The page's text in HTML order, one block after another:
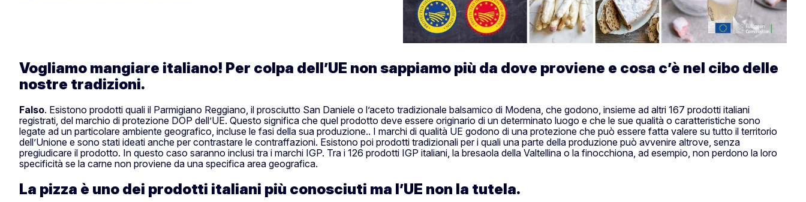
Vogliamo mangiare italiano! Per colpa dell’UE non sappiamo più da dove proviene e cosa c’è nel cibo delle
nostre tradizioni.
Falso. Esistono prodotti quali il Parmigiano Reggiano, il prosciutto San Daniele o l’aceto tradizionale balsamico di Modena, che godono, insieme ad altri 167 prodotti italiani
registrati, del marchio di protezione DOP dell’UE. Questo significa che quel prodotto deve essere originario di un determinato luogo e che le sue qualità o caratteristiche sono
legate ad un particolare ambiente geogra­fico, incluse le fasi della sua produzione.. I marchi di qualità UE godono di una protezione che può essere fatta valere su tutto il territorio
dell’Unione e sono stati ideati anche per contrastare le contraffazioni. Esistono poi prodotti tradizionali per i quali una parte della produzione può avvenire altrove, senza
pregiudicare il prodotto. In questo caso saranno inclusi tra i marchi IGP. Tra i 126 prodotti IGP italiani, la bresaola della Valtellina o la finocchiona, ad esempio, non perdono la loro
specificità se la carne non proviene da una specifica area geografica.
La pizza è uno dei prodotti italiani più conosciuti ma l’UE non la tutela.